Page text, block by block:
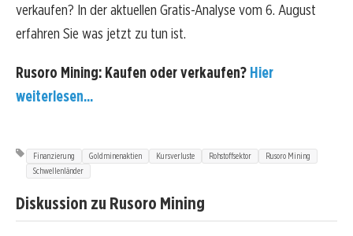
verkaufen? In der aktuellen Gratis-Analyse vom 6. August
erfahren Sie was jetzt zu tun ist.
Rusoro Mining: Kaufen oder verkaufen? Hier
weiterlesen...
Finanzierung Goldminenaktien Kursverluste Rohstoffsektor
Rusoro Mining
Schwellenländer
Diskussion zu Rusoro Mining